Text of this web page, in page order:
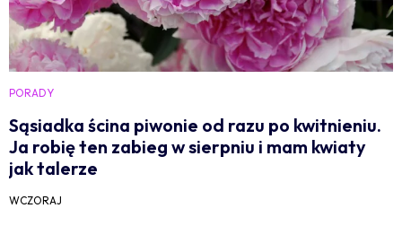
PORADY
Sąsiadka ścina piwonie od razu po kwitnieniu.
Ja robię ten zabieg w sierpniu i mam kwiaty
jak talerze
WCZORAJ